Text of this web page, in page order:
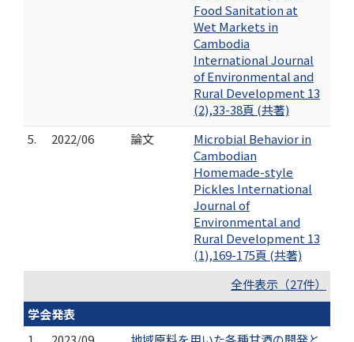
Food Sanitation at
Wet Markets in
Cambodia
International Journal
of Environmental and
Rural Development 13
(2),33-38頁 (共著)
5.
2022/06 論文
Microbial Behavior in
Cambodian
Homemade-style
Pickles International
Journal of
Environmental and
Rural Development 13
(1),169-175頁 (共著)
全件表示（27件）
学会発表